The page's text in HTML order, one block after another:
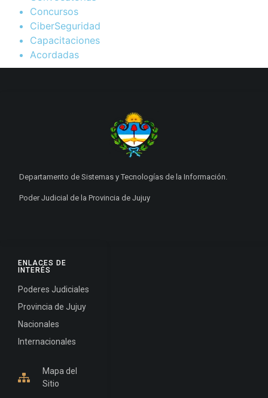
Concursos
CiberSeguridad
Capacitaciones
Acordadas
ENLACES DE
INTERÉS
Poderes Judiciales
Provincia de Jujuy
Nacionales
Internacionales
Mapa del
Sitio
Departamento de Sistemas y Tecnologías de la Información.
Poder Judicial de la Provincia de Jujuy